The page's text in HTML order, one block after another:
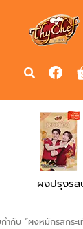
บาร์บีคิว
ำกับ “ผงหมักรสกระ